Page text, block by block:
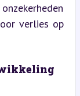
verlies op